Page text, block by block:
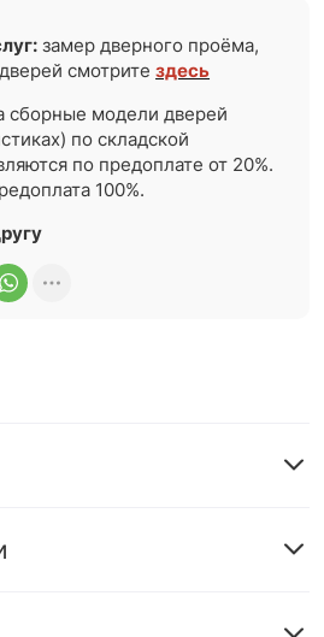
замер дверного проёма,
смотритездесь
сборные модели дверей
по складской
по предоплате от 20%.
100%.